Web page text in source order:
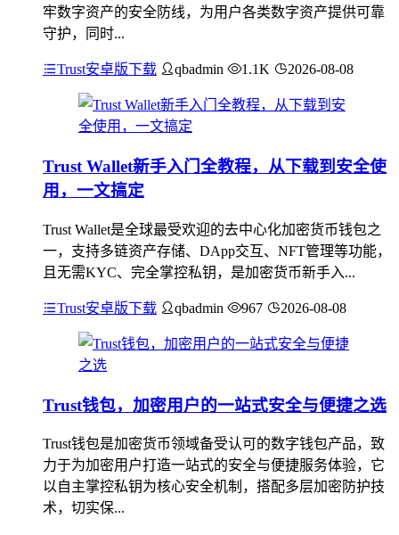
牢数字资产的安全防线，为用户各类数字资产提供可靠
守护，同时...
Trust安卓版下载 qbadmin 1.1K 2026-08-08
Trust Wallet新手入门全教程，从下载到安全使
用，一文搞定
Trust Wallet是全球最受欢迎的去中心化加密货币钱包之
一，支持多链资产存储、DApp交互、NFT管理等功能，
且无需KYC、完全掌控私钥，是加密货币新手入...
Trust安卓版下载 qbadmin 967 2026-08-08
Trust钱包，加密用户的一站式安全与便捷之选
Trust钱包是加密货币领域备受认可的数字钱包产品，致
力于为加密用户打造一站式的安全与便捷服务体验，它
以自主掌控私钥为核心安全机制，搭配多层加密防护技
术，切实保...